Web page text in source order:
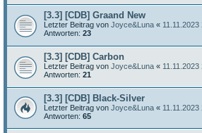
[3.3] [CDB] Graand New
Letzter Beitrag von Joyce&Luna « 11.11.2023
Antworten: 23
[3.3] [CDB] Carbon
Letzter Beitrag von Joyce&Luna « 11.11.2023
Antworten: 21
[3.3] [CDB] Black-Silver
Letzter Beitrag von Joyce&Luna « 11.11.2023
Antworten: 65